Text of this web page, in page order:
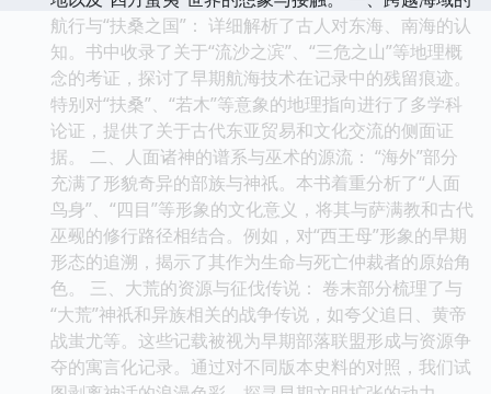
航行与“扶桑之国”： 详细解析了古人对东海、南海的认
知。书中收录了关于“流沙之滨”、“三危之山”等地理概
念的考证，探讨了早期航海技术在记录中的残留痕迹。
特别对“扶桑”、“若木”等意象的地理指向进行了多学科
论证，提供了关于古代东亚贸易和文化交流的侧面证
据。 二、人面诸神的谱系与巫术的源流： “海外”部分
充满了形貌奇异的部族与神祇。本书着重分析了“人面
鸟身”、“四目”等形象的文化意义，将其与萨满教和古代
巫觋的修行路径相结合。例如，对“西王母”形象的早期
形态的追溯，揭示了其作为生命与死亡仲裁者的原始角
色。 三、大荒的资源与征伐传说： 卷末部分梳理了与
“大荒”神祇和异族相关的战争传说，如夸父追日、黄帝
战蚩尤等。这些记载被视为早期部落联盟形成与资源争
夺的寓言化记录。通过对不同版本史料的对照，我们试